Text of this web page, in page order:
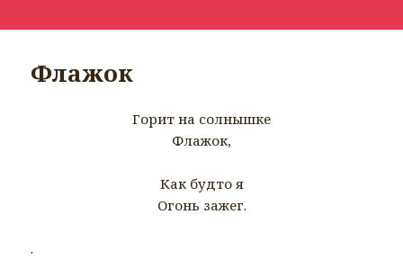
Флажок
Горит на солнышке
Флажок,
Как будто я
Огонь зажег.
.